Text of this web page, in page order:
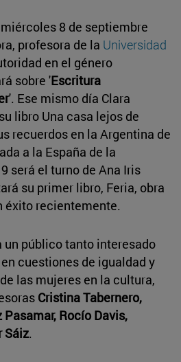
8 de septiembre
profesora de la Universidad
en el género
sobre 'Escritura
'. Ese mismo día Clara
libro Una casa lejos de
recuerdos en la Argentina de
a la España de la
será el turno de Ana Iris
su primer libro, Feria, obra
éxito recientemente.
un público tanto interesado
cuestiones de igualdad y
las mujeres en la cultura,
Cristina Tabernero,
Rocío Davis,
Sáiz.